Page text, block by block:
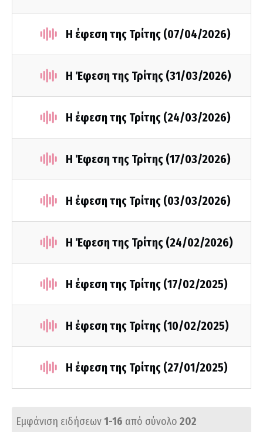
Η έφεση της Τρίτης (07/04/2026)
Η Έφεση της Τρίτης (31/03/2026)
Η έφεση της Τρίτης (24/03/2026)
Η Έφεση της Τρίτης (17/03/2026)
Η έφεση της Τρίτης (03/03/2026)
Η Έφεση της Τρίτης (24/02/2026)
Η έφεση της Τρίτης (17/02/2025)
Η έφεση της Τρίτης (10/02/2025)
Η έφεση της Τρίτης (27/01/2025)
Εμφάνιση ειδήσεων1-16 από σύνολο 202